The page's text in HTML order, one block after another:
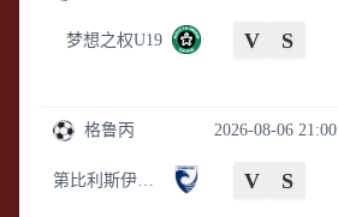
梦想之权U19 V S
2026-08-06 21:00
格鲁丙
V S